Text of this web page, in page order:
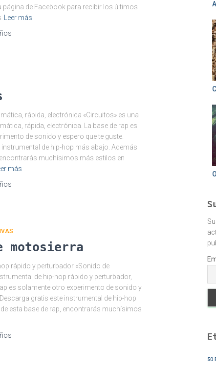
página de Facebook para recibir los últimos
Leer más
rápida, electrónica «Circuitos» es una
rápida, electrónica. La base de rap es
de sonido y espero que te guste.
instrumental de hip-hop más abajo. Además
muchísimos más estilos en
más
motosierra
rápido y perturbador «Sonido de
de hip-hop rápido y perturbador,
es solamente otro experimento de sonido y
gratis este instrumental de hip-hop
esta base de rap, encontrarás muchísimos
50